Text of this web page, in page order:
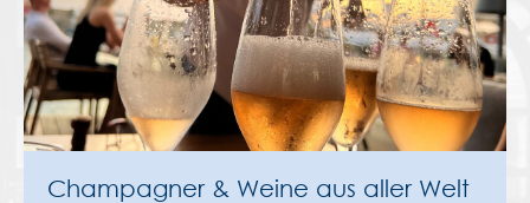
Champagner & Weine aus aller Welt